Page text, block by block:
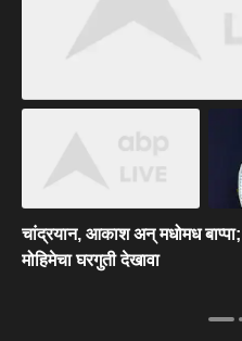
चांद्रयान, आकाश अन् मधोमध बाप्पा;
मोहिमेचा घरगुती देखावा